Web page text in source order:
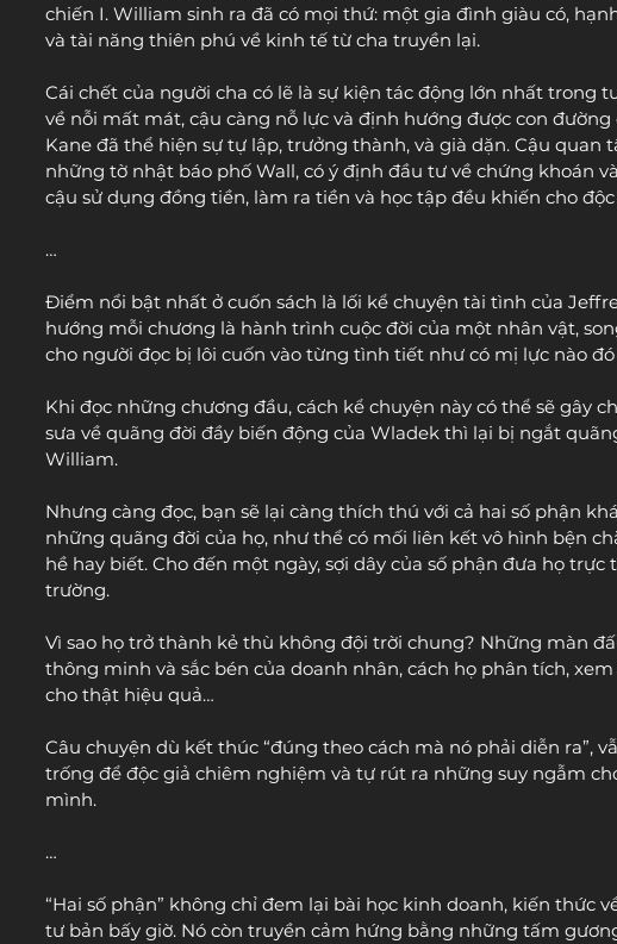
chiến I. William sinh ra đã có mọi thứ: một gia đình giàu có,
và tài năng thiên phú về kinh tế từ cha truyền lại.
Cái chết của người cha có lẽ là sự kiện tác động lớn nhất trong
về nỗi mất mát, cậu càng nỗ lực và định hướng được con đường
Kane đã thể hiện sự tự lập, trưởng thành, và già dặn. Cậu quan
những tờ nhật báo phố Wall, có ý định đầu tư về chứng khoán
cậu sử dụng đồng tiền, làm ra tiền và học tập đều khiến cho
…
Điểm nổi bật nhất ở cuốn sách là lối kể chuyện tài tình của
hướng mỗi chương là hành trình cuộc đời của một nhân vật,
cho người đọc bị lôi cuốn vào từng tình tiết như có mị lực nào
Khi đọc những chương đầu, cách kể chuyện này có thể sẽ gây
sưa về quãng đời đầy biến động của Wladek thì lại bị ngắt
William.
Nhưng càng đọc, bạn sẽ lại càng thích thú với cả hai số phận
những quãng đời của họ, như thể có mối liên kết vô hình bện
hề hay biết. Cho đến một ngày, sợi dây của số phận đưa họ
trường.
Vì sao họ trở thành kẻ thù không đội trời chung? Những màn
thông minh và sắc bén của doanh nhân, cách họ phân tích,
cho thật hiệu quả…
Câu chuyện dù kết thúc “đúng theo cách mà nó phải diễn ra”,
trống để độc giả chiêm nghiệm và tự rút ra những suy ngẫm
mình.
…
“Hai số phận” không chỉ đem lại bài học kinh doanh, kiến thức
tư bản bấy giờ. Nó còn truyền cảm hứng bằng những tấm